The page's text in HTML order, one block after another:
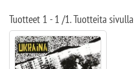
Tuotteet 1 - 1 /1. Tuotteita sivulla